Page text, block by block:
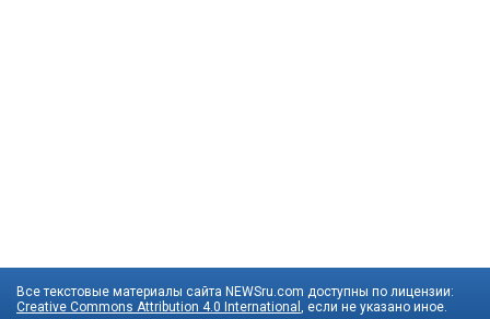
Все текстовые материалы сайта NEWSru.com доступны по лицензии:
Creative Commons Attribution 4.0 International , если не указано иное.